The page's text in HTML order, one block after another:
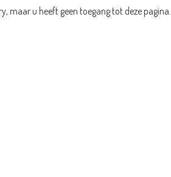
maar u heeft geen toegang tot deze pagina.